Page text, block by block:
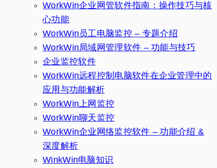
WorkWin企业网管软件指南：操作技巧与核
心功能
WorkWin员工电脑监控 – 专题介绍
WorkWin局域网管理软件 – 功能与技巧
企业监控软件
WorkWin远程控制电脑软件在企业管理中的
应用与功能解析
WorkWin上网监控
WorkWin聊天监控
WorkWin企业网络监控软件 – 功能介绍 &
深度解析
WinkWin电脑知识